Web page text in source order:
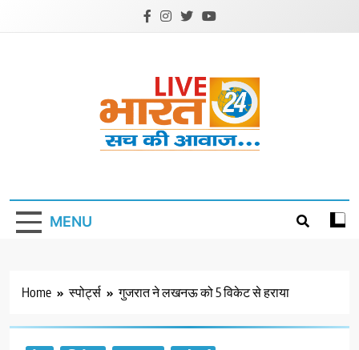
MENU
Home स्पोर्ट्स गुजरात ने लखनऊ को 5 विकेट से हराया